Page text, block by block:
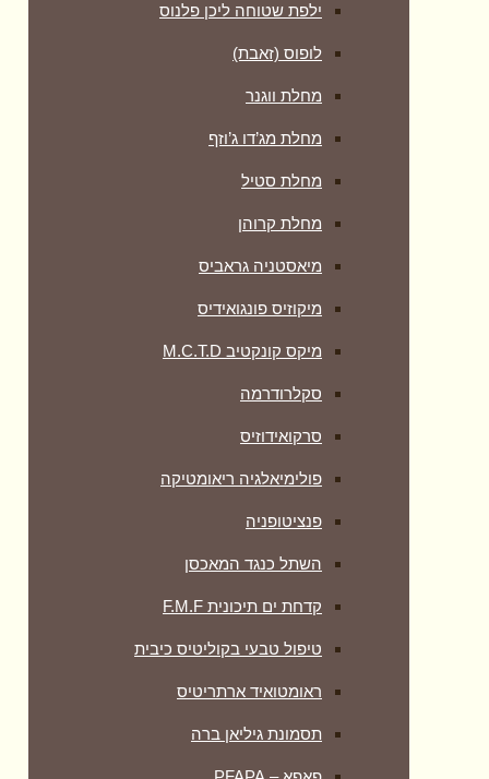
ילפת שטוחה ליכן פלנוס
לופוס (זאבת)
מחלת ווגנר
מחלת מג’דו ג’וזף
מחלת סטיל
מחלת קרוהן
מיאסטניה גראביס
מיקוזיס פונגואידיס
מיקס קונקטיב M.C.T.D
סקלרודרמה
סרקואידוזיס
פולימיאלגיה ריאומטיקה
‏פנציטופניה
השתל כנגד המאכסן
קדחת ים תיכונית F.M.F
טיפול טבעי בקוליטיס כיבית
ראומטואיד ארתריטיס
תסמונת גיליאן ברה